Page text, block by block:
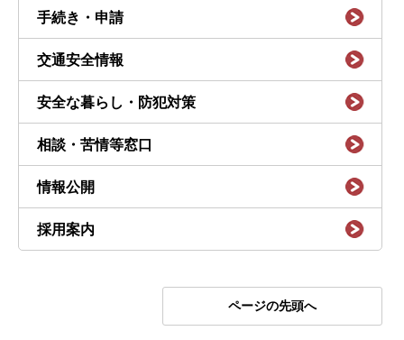
手続き・申請
交通安全情報
安全な暮らし・防犯対策
相談・苦情等窓口
情報公開
採用案内
ページの先頭へ